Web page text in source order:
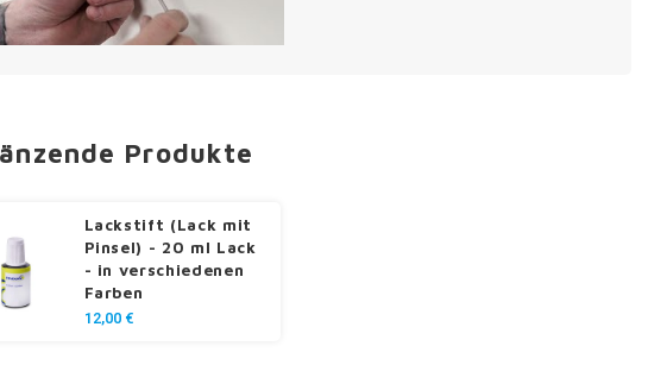
Produkte
Lackstift (Lack mit
Pinsel) - 20 ml Lack
- in verschiedenen
Farben
12,00 €